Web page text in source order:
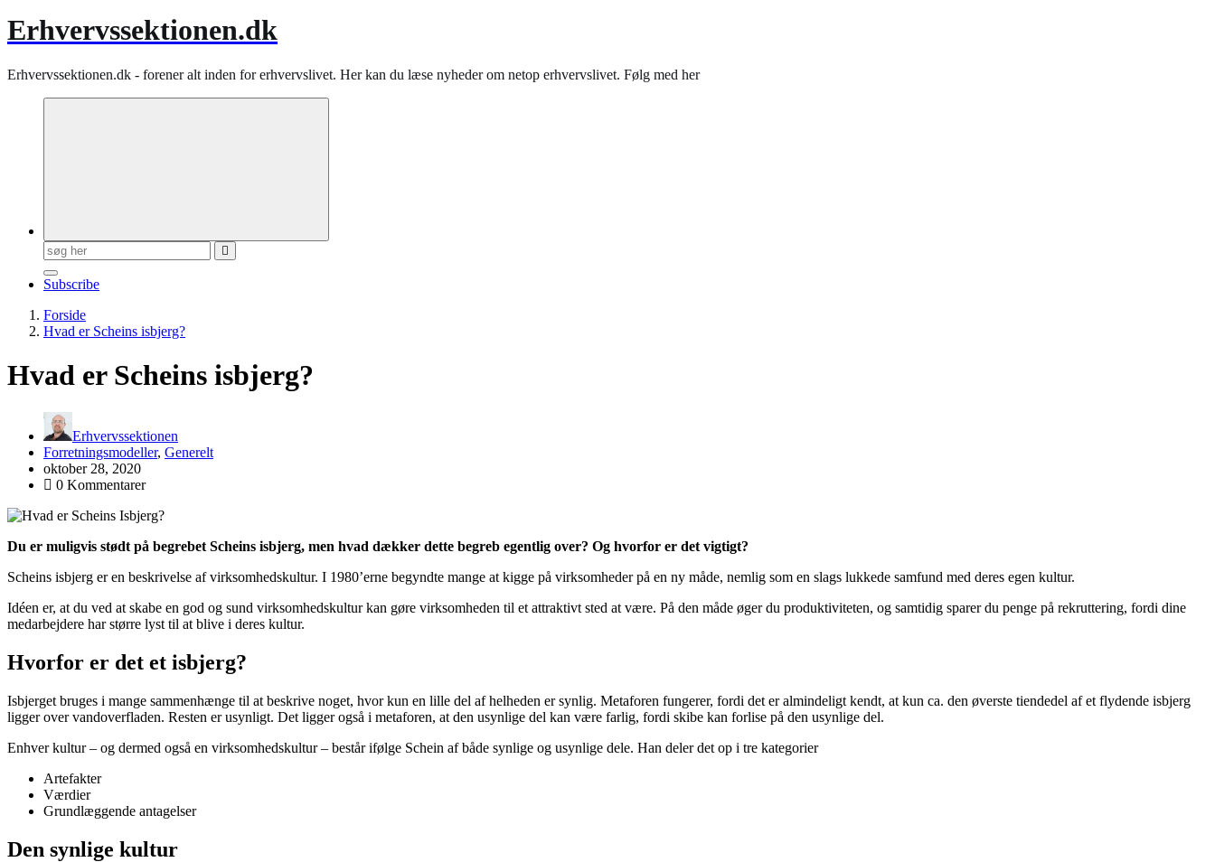
Erhvervssektionen.dk
Erhvervssektionen.dk - forener alt inden for erhvervslivet. Her kan du læse nyheder om netop erhvervslivet. Følg med her
Søg
efter:
Subscribe
Forside
Hvad er Scheins isbjerg?
Hvad er Scheins isbjerg?
Erhvervssektionen
Forretningsmodeller, Generelt
oktober 28, 2020
0 Kommentarer
Du er muligvis stødt på begrebet Scheins isbjerg, men hvad dækker dette begreb egentlig over? Og hvorfor er det vigtigt?
Scheins isbjerg er en beskrivelse af virksomhedskultur. I 1980’erne begyndte mange at kigge på virksomheder på en ny måde, nemlig som en slags lukkede samfund med deres egen kultur.
Idéen er, at du ved at skabe en god og sund virksomhedskultur kan gøre virksomheden til et attraktivt sted at være. På den måde øger du produktiviteten, og samtidig sparer du penge på rekruttering, fordi dine
medarbejdere har større lyst til at blive i deres kultur.
Hvorfor er det et isbjerg?
Isbjerget bruges i mange sammenhænge til at beskrive noget, hvor kun en lille del af helheden er synlig. Metaforen fungerer, fordi det er almindeligt kendt, at kun ca. den øverste tiendedel af et flydende isbjerg
ligger over vandoverfladen. Resten er usynligt. Det ligger også i metaforen, at den usynlige del kan være farlig, fordi skibe kan forlise på den usynlige del.
Enhver kultur – og dermed også en virksomhedskultur – består ifølge Schein af både synlige og usynlige dele. Han deler det op i tre kategorier
Artefakter
Værdier
Grundlæggende antagelser
Den synlige kultur